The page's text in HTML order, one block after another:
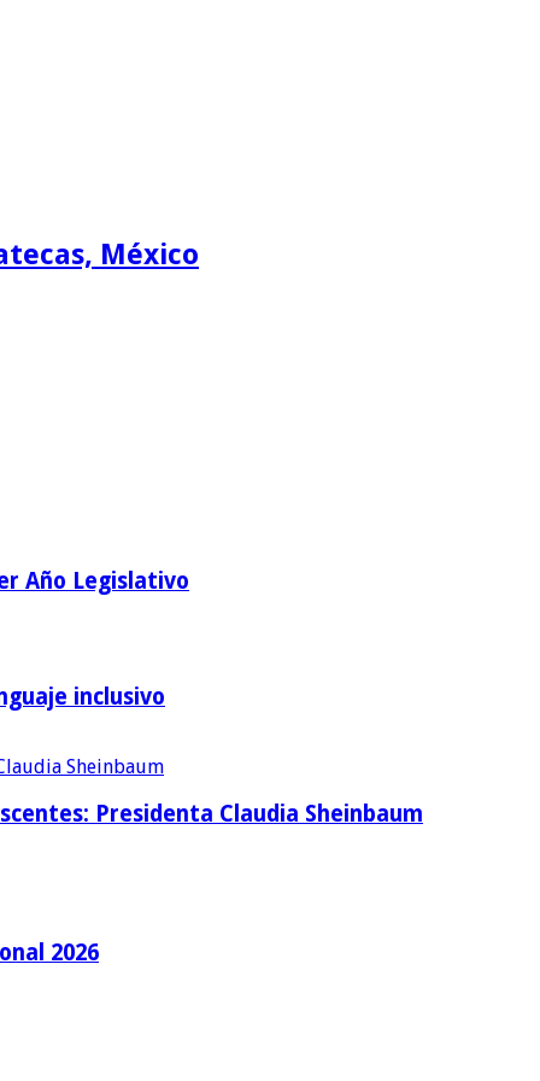
México
Año Legislativo
inclusivo
Presidenta Claudia Sheinbaum
2026